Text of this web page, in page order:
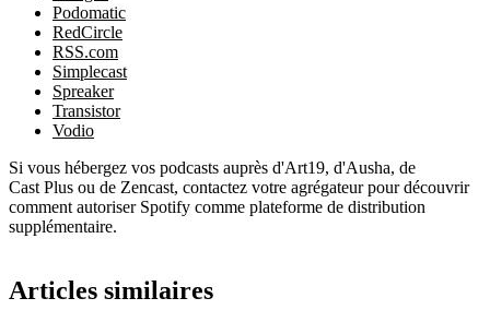
Podomatic
RedCircle
RSS.com
Simplecast
Spreaker
Transistor
Vodio
Si vous hébergez vos podcasts auprès d'Art19, d'Ausha, de
Cast Plus ou de Zencast, contactez votre agrégateur pour découvrir
comment autoriser Spotify comme plateforme de distribution
supplémentaire.
Articles similaires